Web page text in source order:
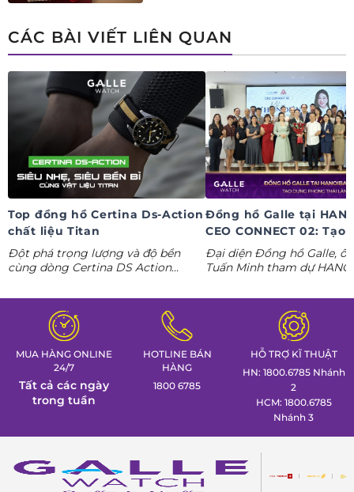
CÁC BÀI VIẾT LIÊN QUAN
Top đồng hồ Certina Ds-Action
chất liệu Titan
Đột phá trọng lượng và độ bền
cùng dòng Certina DS Action
tác thể thao cá tính nhất trong
Tuần lễ đồng hồ Thụy Sỹ cùng
Đồng hồ Galle!
Đồng hồ Galle tại
CEO CONNECT 02: Tạo
phong thái lãnh đạo kỷ
nguyên AI
Đại diện Đồng hồ Galle,
Tuấn Minh tham dự
gian trưng bày đồng hồ
định hình phong thái lãnh
MUA HÀNG ONLINE
24/7
Tất cả các ngày
trong tuần
HOTLINE BÁN
HÀNG
1800 6785
HỖ TRỢ KĨ THUẬT
HN: 1800.6785 Nhánh
2
HCM: 1800.6785
Nhánh 3